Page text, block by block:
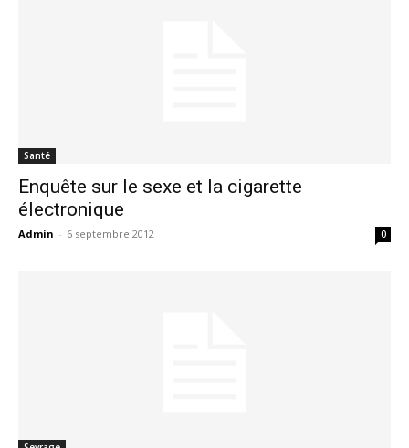
Santé
Enquête sur le sexe et la cigarette
électronique
Admin - 6 septembre 2012 0